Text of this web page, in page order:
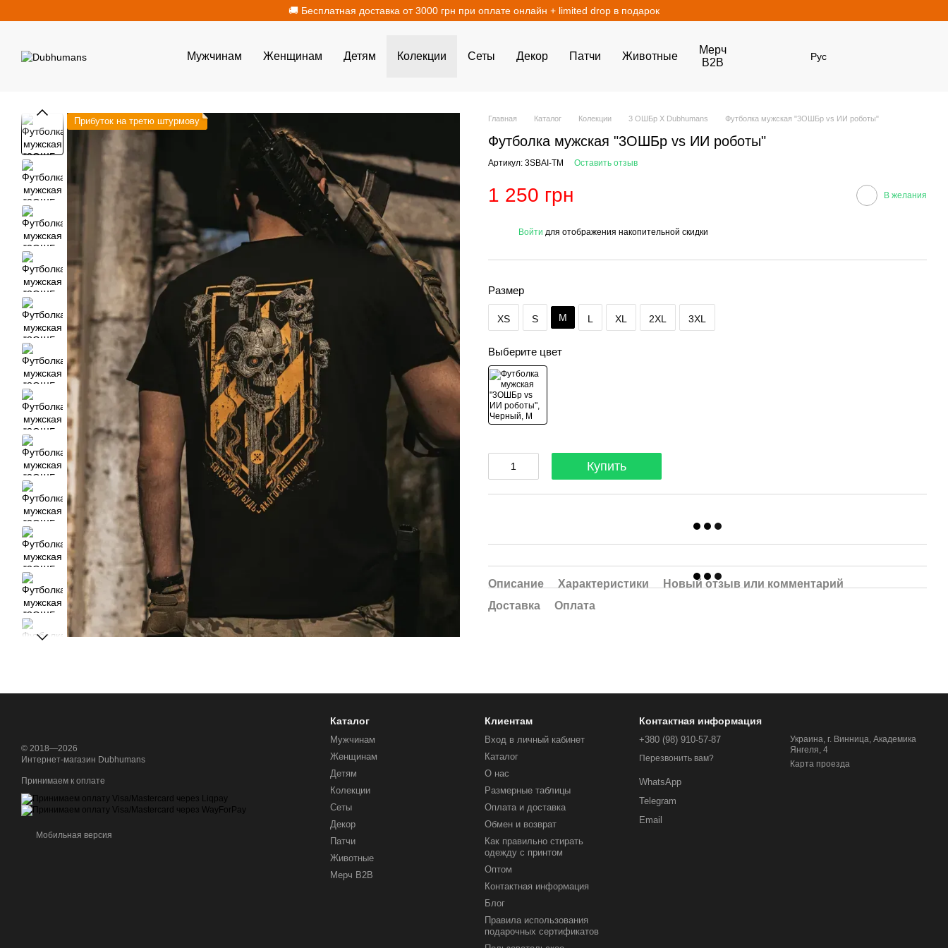
🚚 Бесплатная доставка от 3000 грн при оплате онлайн + limited drop в подарок
Мужчинам Женщинам Детям Колекции Сеты Декор Патчи Животные
Мерч
B2B
Рус
Прибуток на третю штурмову Главная Каталог Колекции 3 ОШБр Х Dubhumans Футболка мужская "3ОШБр vs ИИ роботы"
Футболка мужская "3ОШБр vs ИИ роботы"
Артикул: 3SBAI-TM Оставить отзыв
1 250 грн В желания
Войти для отображения накопительной скидки
Размер
XS S M L XL 2XL 3XL
Выберите цвет
Купить
Описание Характеристики
Новый отзыв или комментарий
Доставка
Оплата
© 2018—2026
Интернет-магазин Dubhumans
Принимаем к оплате
Мобильная версия
Каталог
Мужчинам
Женщинам
Детям
Колекции
Сеты
Декор
Патчи
Животные
Мерч B2B
Клиентам
Вход в личный кабинет
Каталог
О нас
Размерные таблицы
Оплата и доставка
Обмен и возврат
Как правильно стирать
одежду с принтом
Оптом
Контактная информация
Блог
Правила использования
подарочных сертификатов
Контактная информация
+380 (98) 910-57-87
Перезвонить вам?
WhatsApp
Telegram
Email
Украина, г. Винница, Академика
Янгеля, 4
Карта проезда